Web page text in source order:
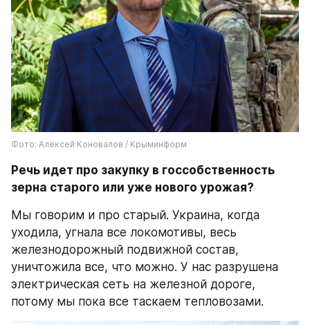
Фото: Алексей Коновалов / Крыминформ
Речь идет про закупку в госсобственность
зерна старого или уже нового урожая?
Мы говорим и про старый. Украина, когда
уходила, угнала все локомотивы, весь
железнодорожный подвижной состав,
уничтожила все, что можно. У нас разрушена
электрическая сеть на железной дороге,
потому мы пока все таскаем тепловозами.